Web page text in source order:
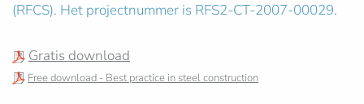
(RFCS). Het projectnummer is RFS2-CT-2007-00029.
Gratis download
Free download - Best practice in steel construction